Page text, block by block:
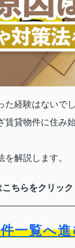
経験はないでし
貸物件に住み
解説します。
ちらをクリッ
一覧へ